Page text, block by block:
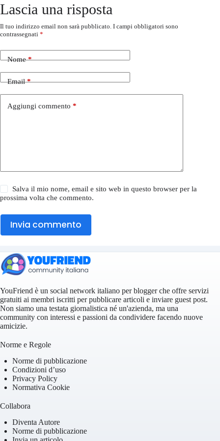
Lascia una risposta
Il tuo indirizzo email non sarà pubblicato. I campi obbligatori sono
contrassegnati *
Nome*
Email*
Aggiungi commento *
Salva il mio nome, email e sito web in questo browser per la
prossima volta che commento.
Invia commento
YouFriend è un social network italiano per blogger che offre servizi
gratuiti ai membri iscritti per pubblicare articoli e inviare guest post.
Non siamo una testata giornalistica né un'azienda, ma una
community con interessi e passioni da condividere facendo nuove
amicizie.
Norme e Regole
Norme di pubblicazione
Condizioni d’uso
Privacy Policy
Normativa Cookie
Collabora
Diventa Autore
Norme di pubblicazione